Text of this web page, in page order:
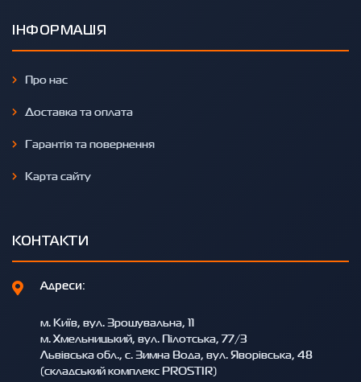
ІНФОРМАЦІЯ
Про нас
Доставка та оплата
Гарантія та повернення
Карта сайту
КОНТАКТИ
Адреси:
м. Київ, вул. Зрошувальна, 11
м. Хмельницький, вул. Пілотська, 77/3
Львівська обл., с. Зимна Вода, вул. Яворівська, 48
(складський комплекс PROSTIR)